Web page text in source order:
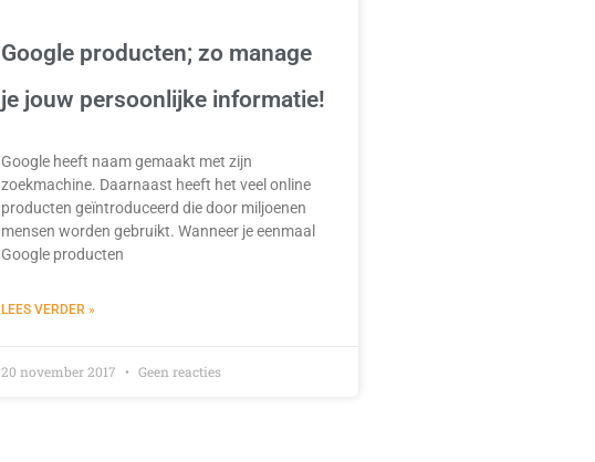
Google producten; zo manage
je jouw persoonlijke informatie!
Google heeft naam gemaakt met zijn
zoekmachine. Daarnaast heeft het veel online
producten geïntroduceerd die door miljoenen
mensen worden gebruikt. Wanneer je eenmaal
Google producten
LEES VERDER »
20 november 2017 Geen reacties